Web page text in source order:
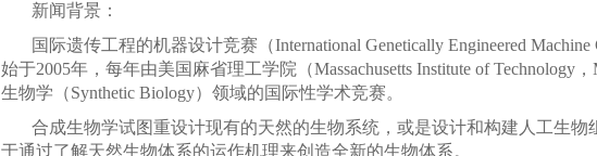
新闻背景：
国际遗传工程的机器设计竞赛（International Genetically Engineered Machine
始于2005年，每年由美国麻省理工学院（Massachusetts Institute of Technology
生物学（Synthetic Biology）领域的国际性学术竞赛。
合成生物学试图重设计现有的天然的生物系统，或是设计和构建人工生物
于通过了解天然生物体系的运作机理来创造全新的生物体系。